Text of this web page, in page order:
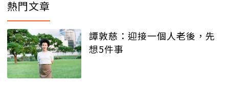
熱門文章
譚敦慈：迎接一個人老後，先
想5件事